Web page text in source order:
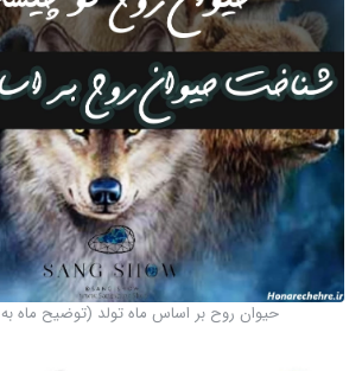
حیوان روح بر اساس ماه تولد (توضیح ماه